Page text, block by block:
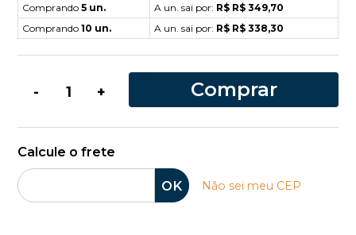
Comprando 5 un. A un. sai por: R$ R$ 349,70
Comprando 10 un. A un. sai por: R$ R$ 338,30
- + Comprar
Calcule o frete
OK Não sei meu CEP